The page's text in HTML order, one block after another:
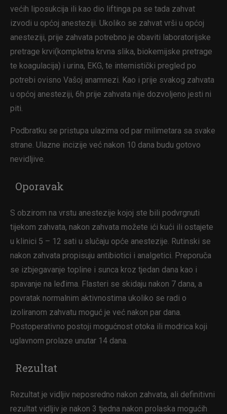
većih liposukcija ili kao dio liftinga pa se tada zahvat
izvodi u općoj anesteziji. Ukoliko se zahvat vrši u općoj
anesteziji, prije zahvata potrebno je obaviti laboratorijske
pretrage krvi(kompletna krvna slika, biokemijske pretrage
te koagulacija) i urina, EKG, te internistički pregled po
potrebi ovisno Vašoj anamnezi. Kao i prije svakog zahvata
u općoj anesteziji, 6h prije zahvata nije dozvoljeno jesti ni
piti.
Podbratku se pristupa ulazima od par milimetara sa svake
strane. Ulazne incizije već nakon 10 dana budu gotovo
nevidljive.
Oporavak
S obzirom na vrstu anestezije kojoj ste bili podvrgnuti
tijekom zahvata, nakon zahvata možete ići kući ili ostajete
u klinici 5 – 12 sati u slučaju opće anestezije. Rutinski se
nakon zahvata propisuju antibiotici i analgetici. Preporuča
se izbjegavanje topline i sunca kroz tjedan dana kao i
spavanje na leđima. Flasteri se skidaju nakon 7 dana, a
povratak normalnim aktivnostima ukoliko se radi o
izoliranom zahvatu moguć je već nakon par dana.
Postoperativno postoji mogućnost otoka ili modrica koji
uglavnom prolaze unutar 14 dana.
Rezultat
Rezultat je vidljiv neposredno nakon zahvata, ali definitivni
rezultat vidljiv je nakon 3 tjedna nakon prolaska mogućih